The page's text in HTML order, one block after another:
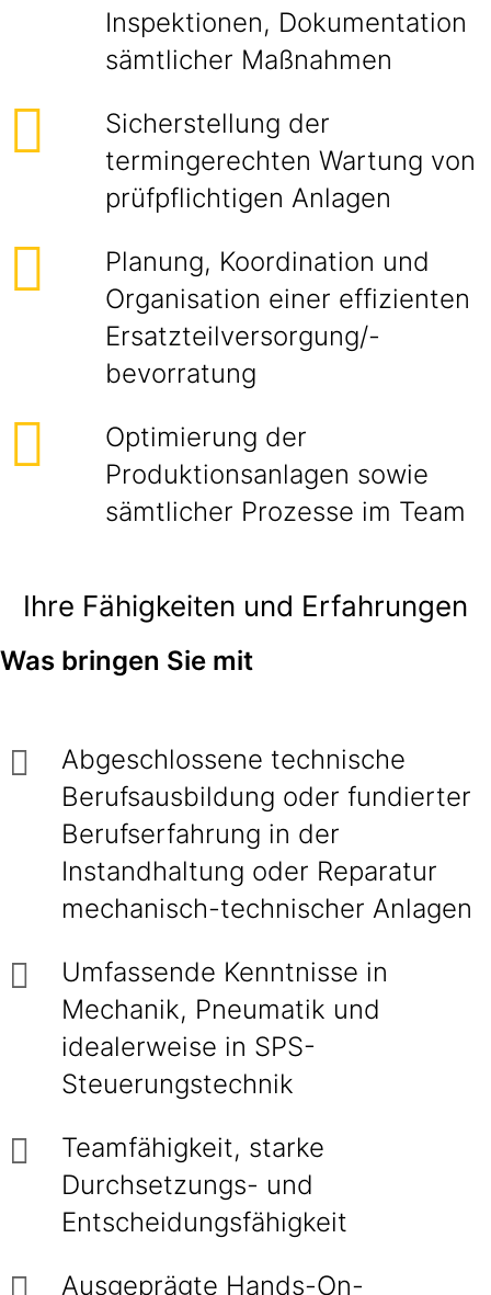
Inspektionen, Dokumentation
sämtlicher Maßnahmen
Sicherstellung der
termingerechten Wartung von
prüfpflichtigen Anlagen
Planung, Koordination und
Organisation einer effizienten
Ersatzteilversorgung/-
bevorratung
Optimierung der
Produktionsanlagen sowie
sämtlicher Prozesse im Team
Ihre Fähigkeiten und Erfahrungen
Was bringen Sie mit
Abgeschlossene technische
Berufsausbildung oder fundierter
Berufserfahrung in der
Instandhaltung oder Reparatur
mechanisch-technischer Anlagen
Umfassende Kenntnisse in
Mechanik, Pneumatik und
idealerweise in SPS-
Steuerungstechnik
Teamfähigkeit, starke
Durchsetzungs- und
Entscheidungsfähigkeit
Ausgeprägte Hands-On-